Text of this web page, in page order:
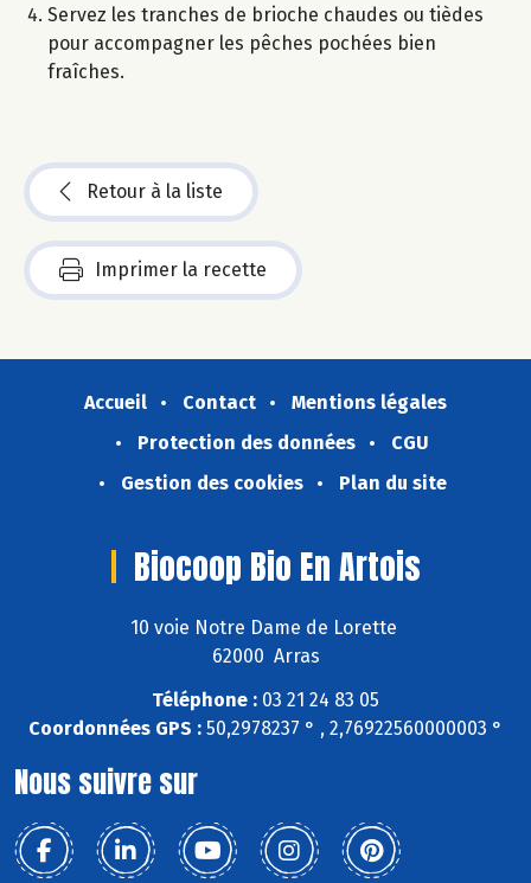
Servez les tranches de brioche chaudes ou tièdes
pour accompagner les pêches pochées bien
fraîches.
Retour à la liste
Imprimer la recette
Accueil Contact
Mentions légales
Protection des données
CGU
Gestion des cookies
Plan du site
Biocoop Bio En Artois
10 voie Notre Dame de Lorette
62000 Arras
Téléphone : 03 21 24 83 05
Coordonnées GPS : 50,2978237 ° , 2,76922560000003 °
Nous suivre sur